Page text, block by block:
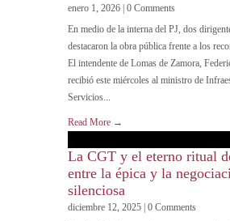
enero 1, 2026 | 0 Comments
En medio de la interna del PJ, dos
destacaron la obra pública frente a los
El intendente de Lomas de Zamora,
recibió este miércoles al ministro de
Servicios...
Read More →
La CGT y el eterno ritual
entre la épica y la
silenciosa
diciembre 12, 2025 | 0 Comments